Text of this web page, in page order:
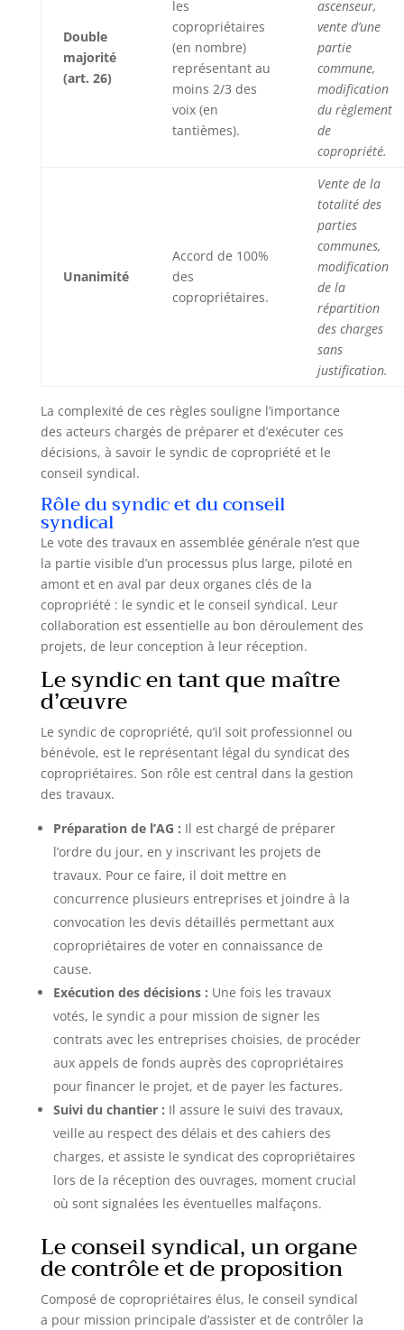
Double
majorité
(art. 26)
les
copropriétaires
(en nombre)
représentant au
moins 2/3 des
voix (en
tantièmes).
ascenseur,
vente d’une
partie
commune,
modification
du règlement
de
copropriété.
Unanimité
Accord de 100%
des
copropriétaires.
Vente de la
totalité des
parties
communes,
modification
de la
répartition
des charges
sans
justification.
La complexité de ces règles souligne l’importance
des acteurs chargés de préparer et d’exécuter ces
décisions, à savoir le syndic de copropriété et le
conseil syndical.
Rôle du syndic et du conseil
syndical
Le vote des travaux en assemblée générale n’est que
la partie visible d’un processus plus large, piloté en
amont et en aval par deux organes clés de la
copropriété : le syndic et le conseil syndical. Leur
collaboration est essentielle au bon déroulement des
projets, de leur conception à leur réception.
Le syndic en tant que maître
d’œuvre
Le syndic de copropriété, qu’il soit professionnel ou
bénévole, est le représentant légal du syndicat des
copropriétaires. Son rôle est central dans la gestion
des travaux.
Préparation de l’AG : Il est chargé de préparer
l’ordre du jour, en y inscrivant les projets de
travaux. Pour ce faire, il doit mettre en
concurrence plusieurs entreprises et joindre à la
convocation les devis détaillés permettant aux
copropriétaires de voter en connaissance de
cause.
Exécution des décisions : Une fois les travaux
votés, le syndic a pour mission de signer les
contrats avec les entreprises choisies, de procéder
aux appels de fonds auprès des copropriétaires
pour financer le projet, et de payer les factures.
Suivi du chantier : Il assure le suivi des travaux,
veille au respect des délais et des cahiers des
charges, et assiste le syndicat des copropriétaires
lors de la réception des ouvrages, moment crucial
où sont signalées les éventuelles malfaçons.
Le conseil syndical, un organe
de contrôle et de proposition
Composé de copropriétaires élus, le conseil syndical
a pour mission principale d’assister et de contrôler la